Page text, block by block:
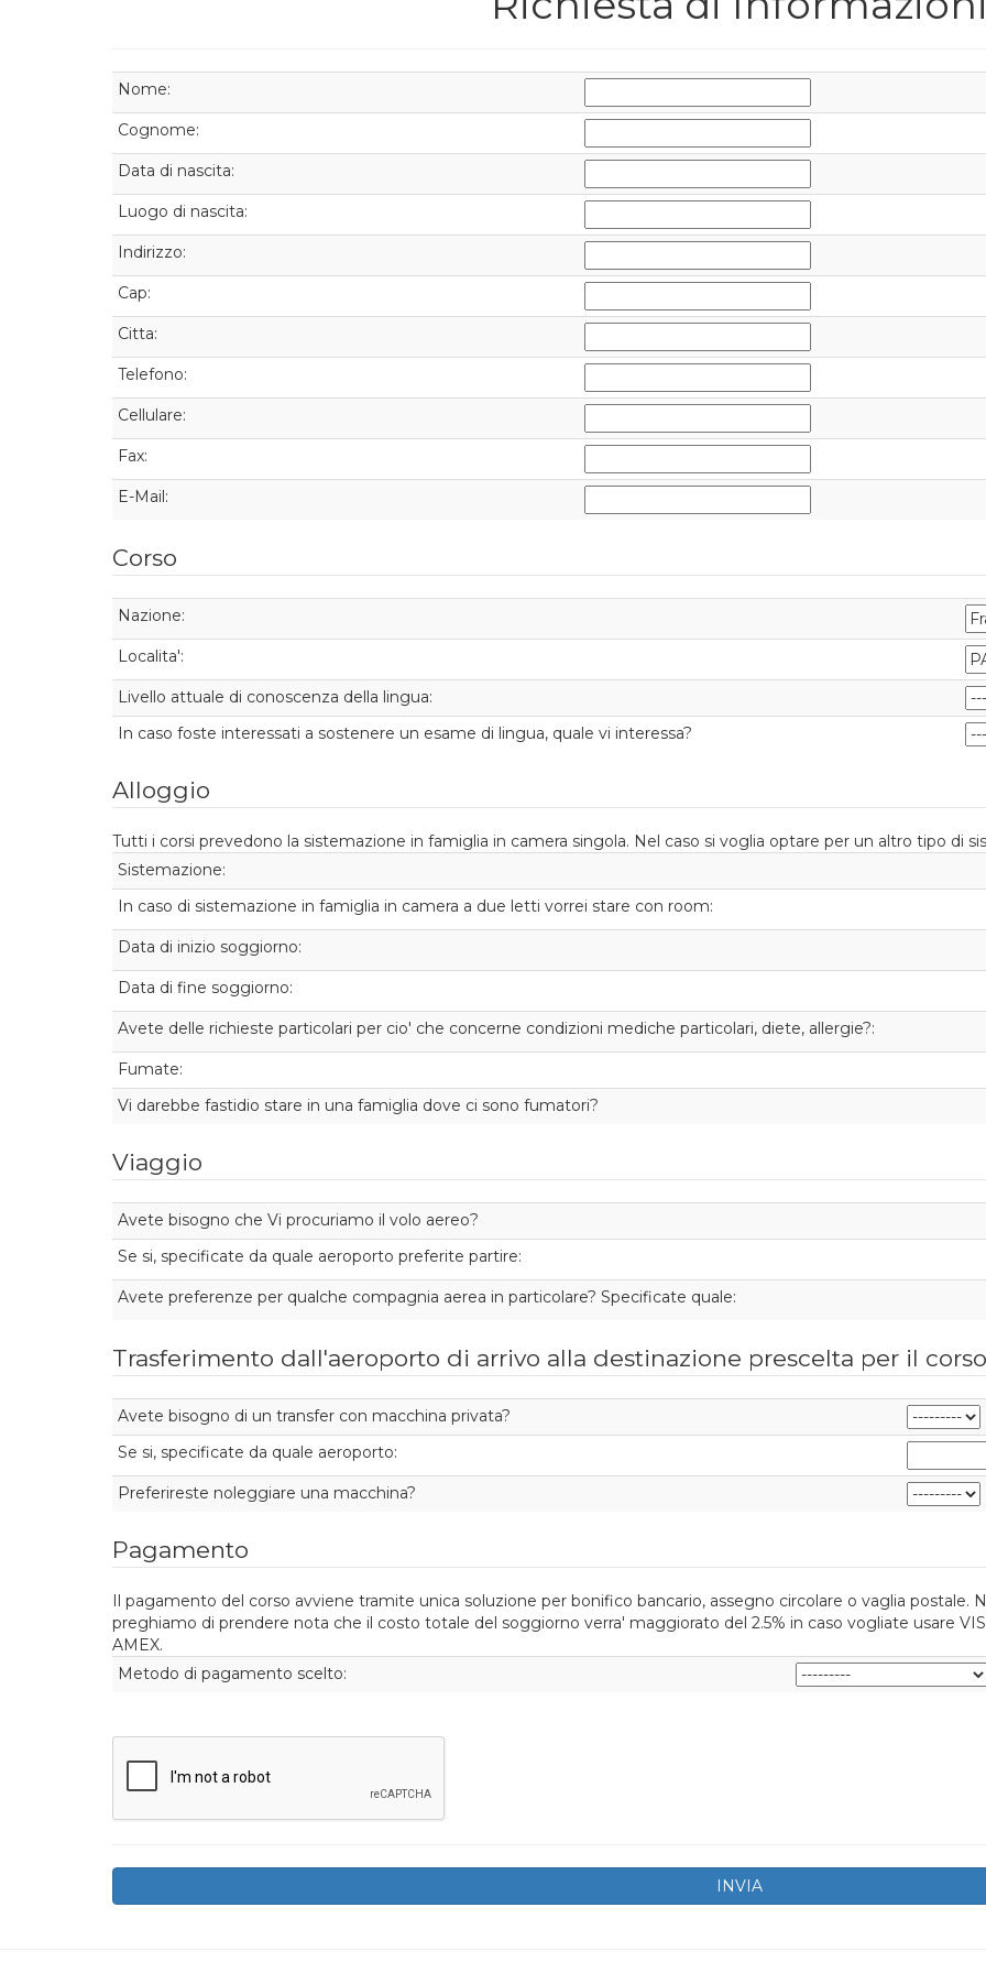
Nome:
Cognome:
Data di nascita:
Luogo di nascita:
Indirizzo:
Cap:
Citta:
Telefono:
Cellulare:
Fax:
E-Mail:
Corso
Nazione:
Localita':
Livello attuale di conoscenza della lingua:
In caso foste interessati a sostenere un esame di lingua, quale vi interessa?
Alloggio
Tutti i corsi prevedono la sistemazione in famiglia in camera singola. Nel caso si voglia optare per un altro tipo di
Sistemazione:
In caso di sistemazione in famiglia in camera a due letti vorrei stare con room:
Data di inizio soggiorno:
Data di fine soggiorno:
Avete delle richieste particolari per cio' che concerne condizioni mediche particolari, diete, allergie?:
Fumate:
Vi darebbe fastidio stare in una famiglia dove ci sono fumatori?
Viaggio
Avete bisogno che Vi procuriamo il volo aereo?
Se si, specificate da quale aeroporto preferite partire:
Avete preferenze per qualche compagnia aerea in particolare? Specificate quale:
Trasferimento dall'aeroporto di arrivo alla destinazione prescelta per il corso
Avete bisogno di un transfer con macchina privata?
Se si, specificate da quale aeroporto:
Preferireste noleggiare una macchina?
Pagamento
Il pagamento del corso avviene tramite unica soluzione per bonifico bancario, assegno circolare o vaglia postale.
preghiamo di prendere nota che il costo totale del soggiorno verra' maggiorato del 2.5% in caso vogliate usare
AMEX.
Metodo di pagamento scelto:
INVIA